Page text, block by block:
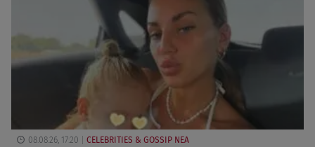
08.08.26, 17:20 CELEBRITIES & GOSSIP ΝΕΑ